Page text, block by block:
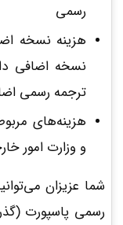
رسمی
هزینه نسخه
ترجمه رسمی
هزینه‌های
و وزارت امور
شما عزیزان
رسمی پاسپورت